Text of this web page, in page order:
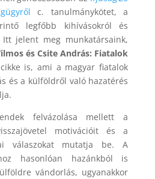
c. tanulmánykötet, a
legfőbb kihívásokról és
jelent meg munkatársaink,
és Csite András: Fiatalok
is, ami a magyar fiatalok
és a külföldről való hazatérés
felvázolása mellett a
motivációit és a
válaszokat mutatja be. A
hasonlóan hazánkból is
vándorlás, ugyanakkor